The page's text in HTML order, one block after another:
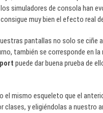
los simuladores de consola han
consigue muy bien el efecto real
pantallas no solo se ciñe
también se corresponde en
puede dar buena prueba de
mismo esqueleto que el
clases, y eligiéndolas a nuestro